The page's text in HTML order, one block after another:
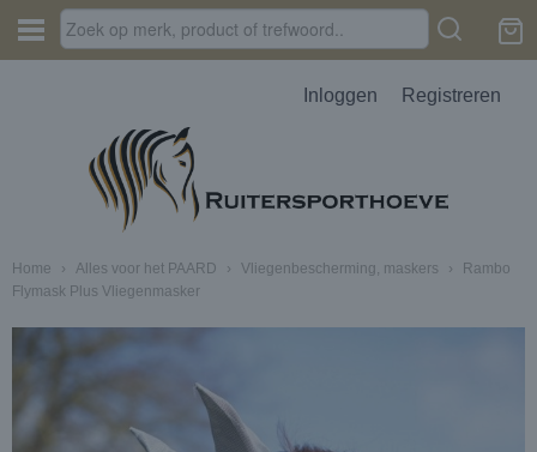
Inloggen Registreren
Home › Alles voor het PAARD › Vliegenbescherming, maskers ›
Rambo
Flymask Plus Vliegenmasker